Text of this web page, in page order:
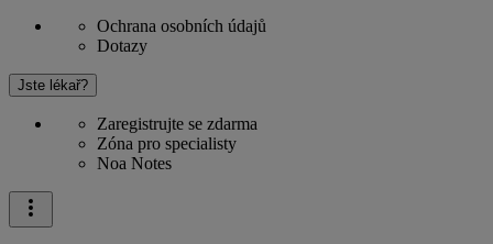
Ochrana osobních údajů
Dotazy
Jste lékař?
Zaregistrujte se zdarma
Zóna pro specialisty
Noa Notes